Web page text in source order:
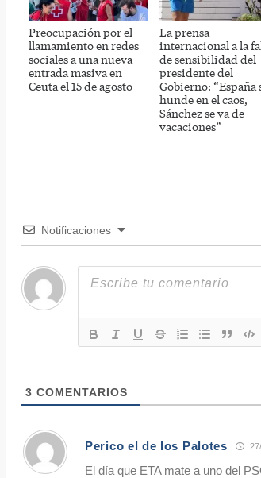
Preocupación por el
llamamiento en redes
sociales a una nueva
entrada masiva en
Ceuta el 15 de agosto
La prensa
internacional a la
de sensibilidad del
presidente del
Gobierno: “España
hunde en el caos,
Sánchez se va de
vacaciones”
Notificaciones
3 COMENTARIOS
Perico el de los Palotes
El día que ETA mate a uno del